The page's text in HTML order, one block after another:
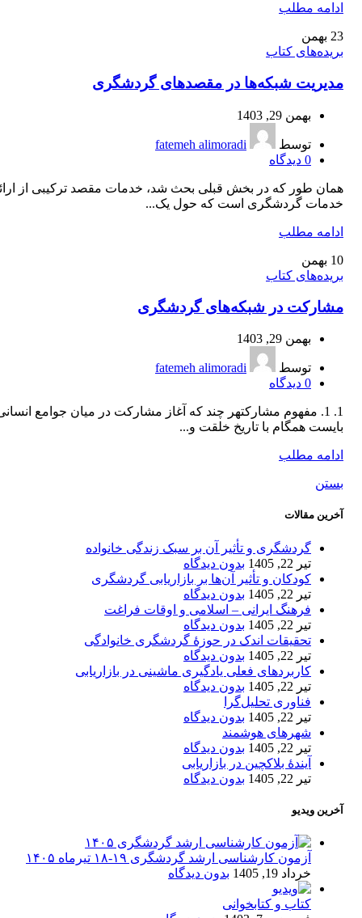
ادامه مطلب
23 بهمن
بریده‌های کتاب
مدیریت شبکه‌ها در مقصدهای گردشگری
بهمن 29, 1403
توسط
fatemeh alimoradi
0 دیدگاه
همان طور که در بخش قبلی بحث شد، خدمات مقصد ترکیبی از
خدمات گردشگری است که حول یک...
ادامه مطلب
10 بهمن
بریده‌های کتاب
مشارکت در شبکه‌های گردشگری
بهمن 29, 1403
توسط
fatemeh alimoradi
0 دیدگاه
1. 1. مفهوم مشارکتهر چند که آغاز مشارکت در میان جوامع
بایست همگام با تاریخ خلقت و...
ادامه مطلب
بستن
آخرین مقالات
گردشگری و تأثیر آن بر سبک زندگی خانواده
تیر 22, 1405
بدون دیدگاه
کودکان و تأثیر آن‌ها بر بازاریابی گردشگری
تیر 22, 1405
بدون دیدگاه
فرهنگ ایرانی – اسلامی و اوقات فراغت
تیر 22, 1405
بدون دیدگاه
تحقیقات اندک در حوزۀ گردشگری خانوادگی
تیر 22, 1405
بدون دیدگاه
کاربردهای فعلی یادگیری ماشینی در بازاریابی
تیر 22, 1405
بدون دیدگاه
فناوری تحلیل‌گرا
تیر 22, 1405
بدون دیدگاه
شهرهای هوشمند
تیر 22, 1405
بدون دیدگاه
آیندۀ بلاکچین در بازاریابی
تیر 22, 1405
بدون دیدگاه
آخرین ویدیو
آزمون کارشناسی ارشد گردشگری ۱۹-۱۸ تیرماه ۱۴۰۵
خرداد 19, 1405
بدون دیدگاه
کتاب و کتابخوانی